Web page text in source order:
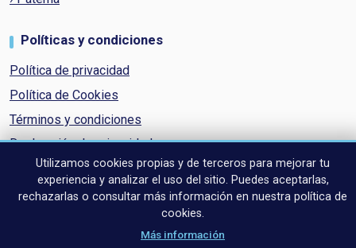
Políticas y condiciones
Política de privacidad
Política de Cookies
Términos y condiciones
Declaración de privacidad
Aviso de cookies
Utilizamos cookies propias y de terceros para mejorar tu
experiencia y analizar el uso del sitio. Puedes aceptarlas,
rechazarlas o consultar más información en nuestra política de
cookies.
Más información